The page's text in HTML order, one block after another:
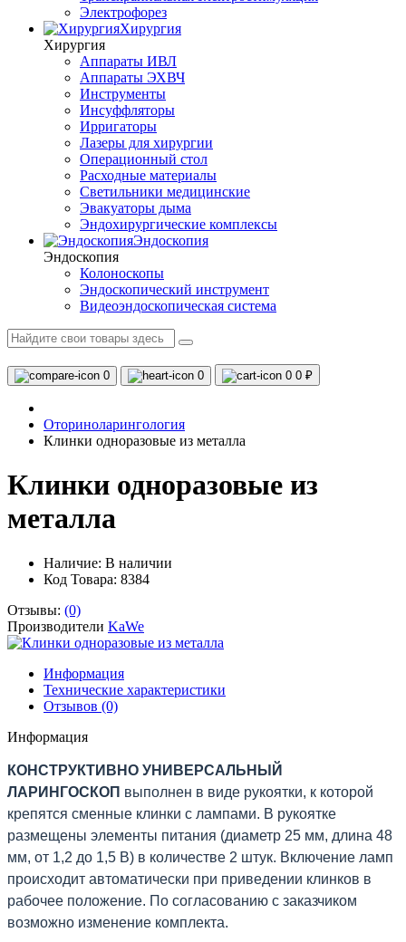
Электрофорез
Хирургия
Хирургия
Аппараты ИВЛ
Аппараты ЭХВЧ
Инструменты
Инсуффляторы
Ирригаторы
Лазеры для хирургии
Операционный стол
Расходные материалы
Светильники медицинские
Эвакуаторы дыма
Эндохирургические комплексы
Эндоскопия
Эндоскопия
Колоноскопы
Эндоскопический инструмент
Видеоэндоскопическая система
0 0 0 0 ₽
Оториноларингология
Клинки одноразовые из металла
Клинки одноразовые из
металла
Наличие: В наличии
Код Товара: 8384
Отзывы: (0)
Производители KaWe
Информация
Технические характеристики
Отзывов (0)
Информация
КОНСТРУКТИВНО УНИВЕРСАЛЬНЫЙ
ЛАРИНГОСКОП выполнен в виде рукоятки, к которой
крепятся сменные клинки с лампами. В рукоятке
размещены элементы питания (диаметр 25 мм, длина 48
мм, от 1,2 до 1,5 В) в количестве 2 штук. Включение ламп
происходит автоматически при приведении клинков в
рабочее положение. По согласованию с заказчиком
возможно изменение комплекта.